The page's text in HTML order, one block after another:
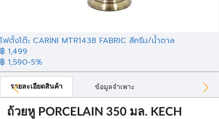
ไฟตั้งโต๊ะ CARINI MTR1438 FABRIC สีครีม/น้ำตาล
฿ 1,499
฿ 1,590-5%
รายละเอียดสินค้า ข้อมูลจำเพาะ
ถ้วยหู PORCELAIN 350 มล. KECH